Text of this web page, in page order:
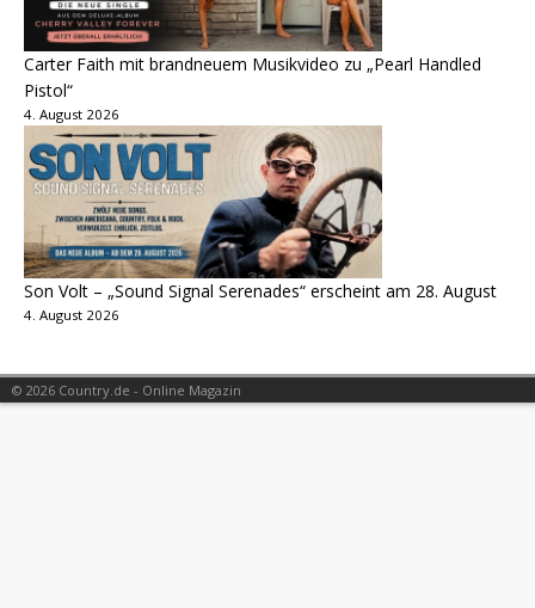
Carter Faith mit brandneuem Musikvideo zu „Pearl Handled
Pistol“
4. August 2026
Son Volt – „Sound Signal Serenades“ erscheint am 28. August
4. August 2026
© 2026 Country.de - Online Magazin